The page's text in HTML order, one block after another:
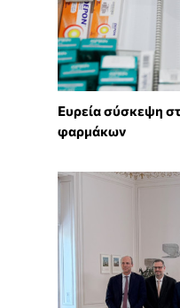
Ευρεία σύσκεψη
φαρμάκων